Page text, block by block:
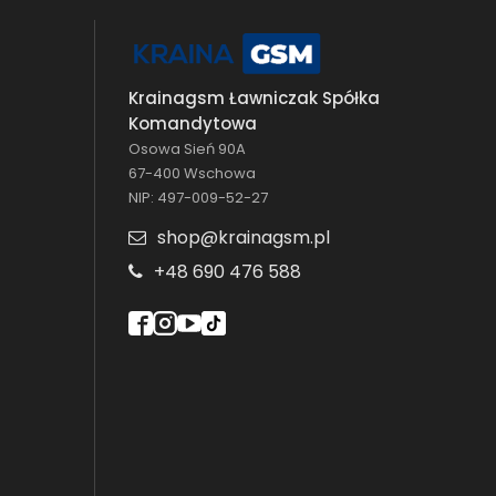
Krainagsm Ławniczak Spółka
Komandytowa
Osowa Sień 90A
67-400 Wschowa
NIP: 497-009-52-27
shop@krainagsm.pl
+48 690 476 588